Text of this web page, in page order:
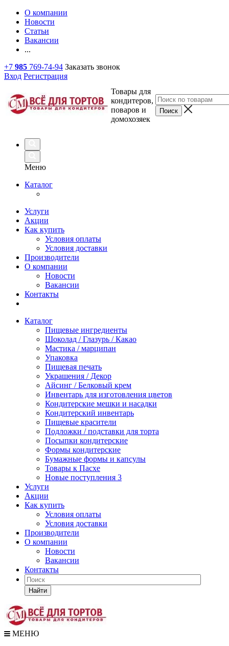
О компании
Новости
Статьи
Вакансии
...
+7 985 769-74-94 Заказать звонок
Вход Регистрация
Товары для
кондитеров,
поваров и
домохозяек
Меню
Каталог
Услуги
Акции
Как купить
Условия оплаты
Условия доставки
Производители
О компании
Новости
Вакансии
Контакты
Каталог
Пищевые ингредиенты
Шоколад / Глазурь / Какао
Мастика / марципан
Упаковка
Пищевая печать
Украшения / Декор
Айсинг / Белковый крем
Инвентарь для изготовления цветов
Кондитерские мешки и насадки
Кондитерский инвентарь
Пищевые красители
Подложки / подставки для торта
Посыпки кондитерские
Формы кондитерские
Бумажные формы и капсулы
Товары к Пасхе
Новые поступления 3
Услуги
Акции
Как купить
Условия оплаты
Условия доставки
Производители
О компании
Новости
Вакансии
Контакты
Найти
МЕНЮ